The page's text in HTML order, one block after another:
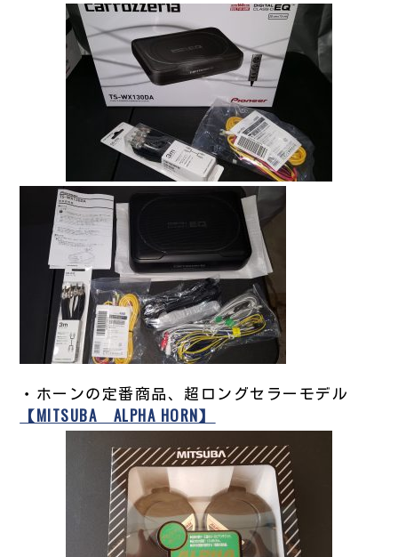
・ホーンの定番商品、超ロングセラーモデル
【MITSUBA ALPHA HORN】